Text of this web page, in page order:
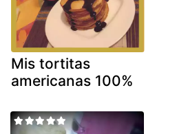
Mis tortitas
americanas 100%